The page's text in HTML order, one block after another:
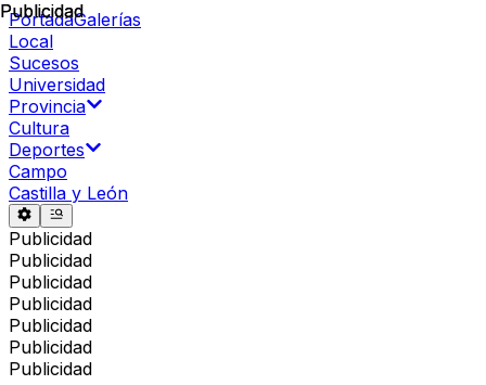
PortadaGalerías
Local
Sucesos
Universidad
Provincia
Cultura
Deportes
Campo
Castilla y León
Publicidad
Publicidad
Publicidad
Publicidad
Publicidad
Publicidad
Publicidad
Publicidad
Publicidad